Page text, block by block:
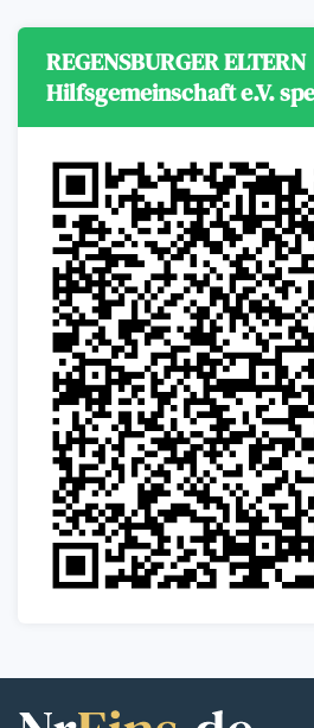
REGENSBURGER ELTERN
Hilfsgemeinschaft e.V.